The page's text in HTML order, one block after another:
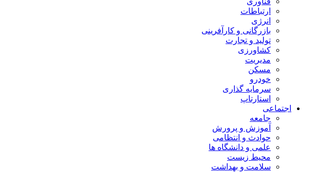
ارتباطات
انرژی
بازرگانی و کارآفرینی
تولید و تجارت
کشاورزی
مدیریت
مسکن
خودرو
سرمایه گذاری
استارتاپ
اجتماعی
جامعه
آموزش و پرورش
حوادث و انتظامی
علمی و دانشگاه ها
محیط زیست
سلامت و بهداشت